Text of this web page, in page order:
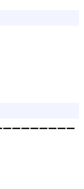
ーーーーーーー